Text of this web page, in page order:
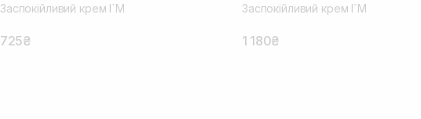
Заспокійливий крем I`M
725₴
Заспокійливий крем I`M
1 180₴